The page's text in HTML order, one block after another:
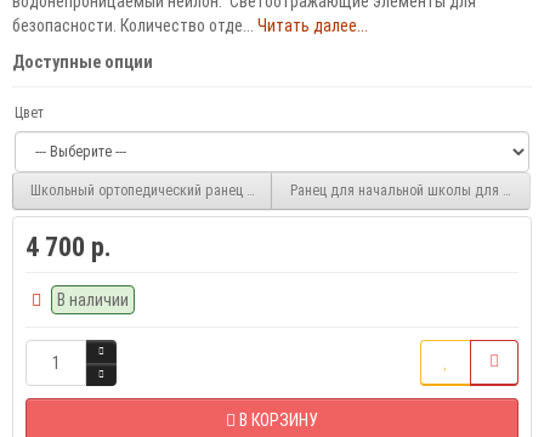
безопасности. Количество отде... Читать далее...
Доступные опции
Цвет
Школьный ортопедический ранец для первоклассника CH154-1, синий
Ранец для начальной школы для
4 700 р.
В наличии
В КОРЗИНУ